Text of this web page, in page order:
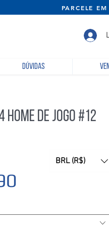
EM ATÉ
Dúvidas
De Jogo #12
BRL (R$)